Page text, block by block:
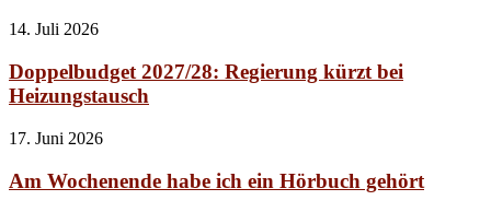
14. Juli 2026
Doppelbudget 2027/28: Regierung kürzt bei
Heizungstausch
17. Juni 2026
Am Wochenende habe ich ein Hörbuch gehört